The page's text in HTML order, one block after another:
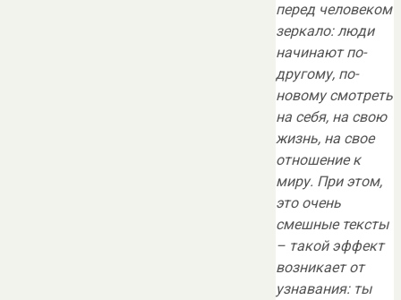
перед человеком
зеркало: люди
начинают по-
другому, по-
новому смотреть
на себя, на свою
жизнь, на свое
отношение к
миру. При этом,
это очень
смешные тексты
– такой эффект
возникает от
узнавания: ты